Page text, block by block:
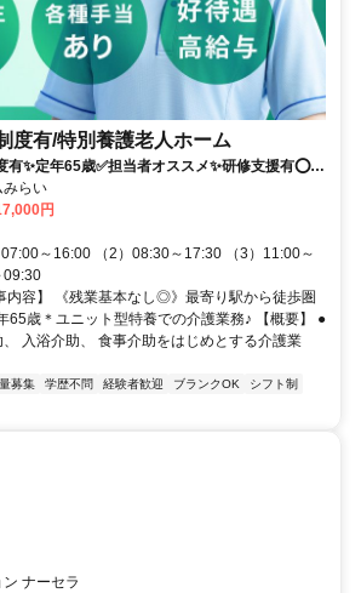
度有/特別養護老人ホーム
有✨定年65歳✅️担当者オススメ✨研修支援有⭕️経
みらい
円
07:00～16:00 （2）08:30～17:30 （3）11:00～
09:30
内容】 《残業基本なし◎》最寄り駅から徒歩圏
65歳＊ユニット型特養での介護業務♪ 【概要】 ●
入浴介助、 食事介助をはじめとする介護業
募集 学歴不問 経験者歓迎 ブランクOK
シフト制
ナーセラ